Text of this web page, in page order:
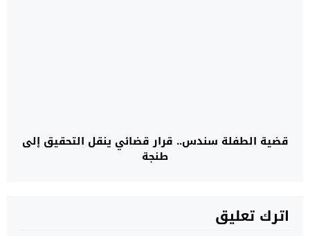
قضية الطفلة سندس.. قرار قضائي ينقل التحقيق إلى
طنجة
اترك تعليق